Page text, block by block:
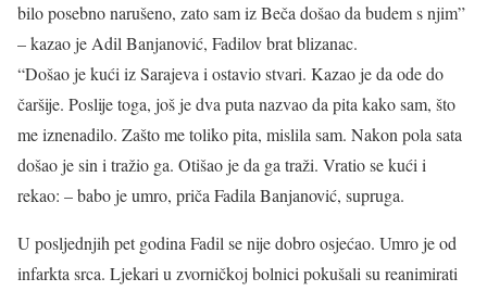
bilo posebno narušeno, zato sam iz Beča došao da budem s njim”
– kazao je Adil Banjanović, Fadilov brat blizanac.
“Došao je kući iz Sarajeva i ostavio stvari. Kazao je da ode do
čaršije. Poslije toga, još je dva puta nazvao da pita kako sam, što
me iznenadilo. Zašto me toliko pita, mislila sam. Nakon pola sata
došao je sin i tražio ga. Otišao je da ga traži. Vratio se kući i
rekao: – babo je umro, priča Fadila Banjanović, supruga.
U posljednjih pet godina Fadil se nije dobro osjećao. Umro je od
infarkta srca. Ljekari u zvorničkoj bolnici pokušali su reanimirati